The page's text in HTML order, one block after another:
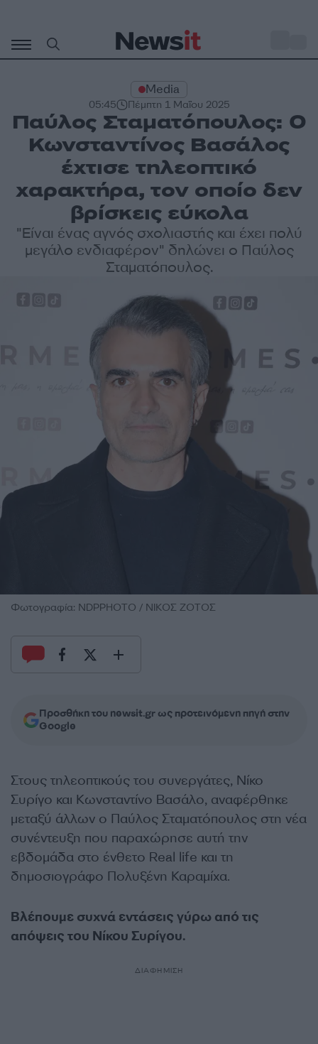
περιεχόμενο
Media
05:45 Πέμπτη 1 Μαΐου 2025
Παύλος Σταματόπουλος: Ο
Κωνσταντίνος Βασάλος
έχτισε τηλεοπτικό
χαρακτήρα, τον οποίο δεν
βρίσκεις εύκολα
"Είναι ένας αγνός σχολιαστής και έχει πολύ
μεγάλο ενδιαφέρον" δηλώνει ο Παύλος
Σταματόπουλος.
Φωτογραφία: NDPPHOTO / ΝΙΚΟΣ ΖΟΤΟΣ
Προσθήκη του newsit.gr ως προτεινόμενη πηγή στην
Google
Στους τηλεοπτικούς του συνεργάτες, Νίκο
Συρίγο και Κωνσταντίνο Βασάλο, αναφέρθηκε
μεταξύ άλλων ο Παύλος Σταματόπουλος στη νέα
συνέντευξη που παραχώρησε αυτή την
εβδομάδα στο ένθετο Real life και τη
δημοσιογράφο Πολυξένη Καραμίχα.
Βλέπουμε συχνά εντάσεις γύρω από τις
απόψεις του Νίκου Συρίγου.
ΔΙΑΦΗΜΙΣΗ